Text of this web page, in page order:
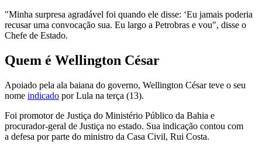
"Minha surpresa agradável foi quando ele disse: ‘Eu jamais poderia
recusar uma convocação sua. Eu largo a Petrobras e vou", disse o
Chefe de Estado.
Quem é Wellington César
Apoiado pela ala baiana do governo, Wellington César teve o seu
nome indicado por Lula na terça (13).
Foi promotor de Justiça do Ministério Público da Bahia e
procurador-geral de Justiça no estado. Sua indicação contou com
a defesa por parte do ministro da Casa Civil, Rui Costa.